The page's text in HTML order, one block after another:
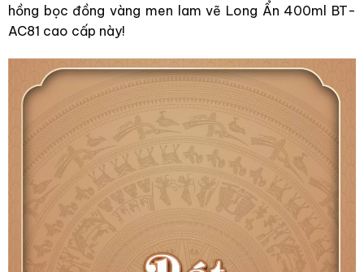
hồng bọc đồng vàng men lam vẽ Long Ẩn 400ml BT-
AC81 cao cấp này!